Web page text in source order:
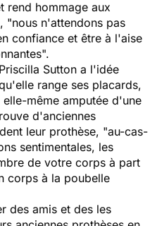
rend hommage aux
"nous n'attendons pas
confiance et être à l'aise
Sutton a l'idée
range ses placards,
même amputée d'une
d'anciennes
leur prothèse, "au-cas-
sentimentales, les
de votre corps à part
corps à la poubelle
des amis et des les